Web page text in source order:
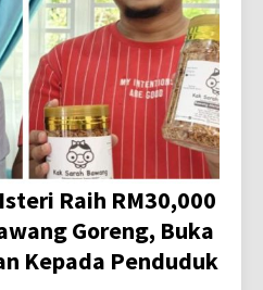
Raih RM30,000
Goreng, Buka
Kepada Penduduk